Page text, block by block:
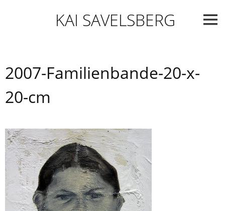
KAI SAVELSBERG
2007-Familienbande-20-x-
20-cm